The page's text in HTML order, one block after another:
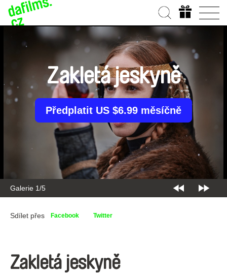
Galerie 1/5
Zakletá jeskyně
Předplatit US $6.99 měsíčně
Sdílet přes Facebook Twitter
Zakletá jeskyně